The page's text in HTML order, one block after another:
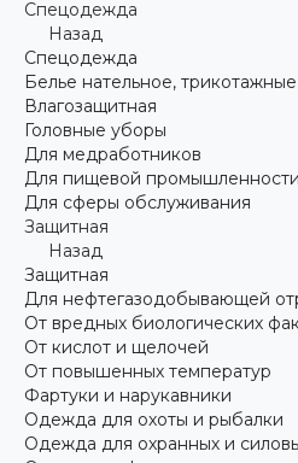
Спецодежда
Назад
Спецодежда
Белье нательное,
Влагозащитная
Головные уборы
Для медработников
Для пищевой промышленности
Для сферы обслуживания
Защитная
Назад
Защитная
Для нефтегазодобывающей
От вредных биологических
От кислот и щелочей
От повышенных температур
Фартуки и нарукавники
Одежда для охоты и рыбалки
Одежда для охранных и